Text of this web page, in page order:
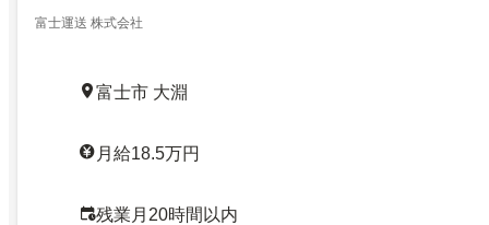
富士運送 株式会社
富士市 大淵
月給18.5万円
残業月20時間以内